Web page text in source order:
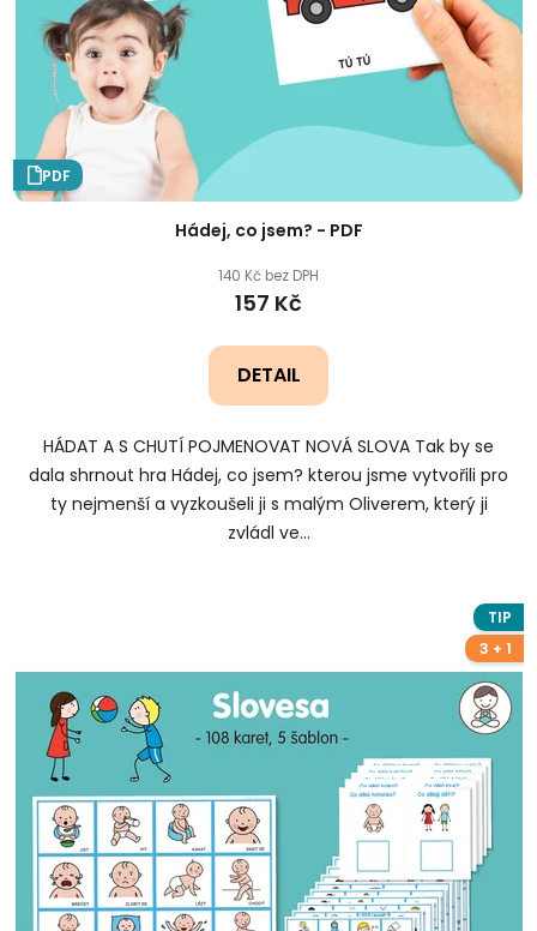
PDF
Hádej, co jsem? - PDF
140 Kč bez DPH
157 Kč
DETAIL
HÁDAT A S CHUTÍ POJMENOVAT NOVÁ SLOVA Tak by se
dala shrnout hra Hádej, co jsem? kterou jsme vytvořili pro
ty nejmenší a vyzkoušeli ji s malým Oliverem, který ji
zvládl ve...
TIP
3 + 1